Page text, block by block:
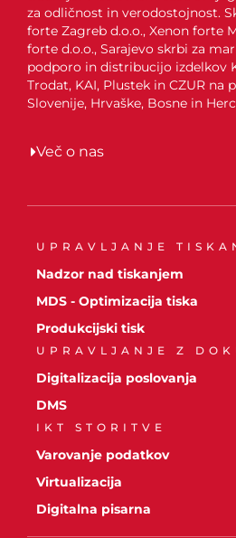
za odličnost in verodostojnost.
forte Zagreb d.o.o., Xenon forte
forte d.o.o., Sarajevo skrbi za
podporo in distribucijo izdelkov
Trodat, KAI, Plustek in CZUR na
Slovenije, Hrvaške, Bosne in
Več o nas
UPRAVLJANJE
Nadzor nad tiskanjem
MDS - Optimizacija tiska
Produkcijski tisk
UPRAVLJANJE Z
Digitalizacija poslovanja
DMS
IKT STORITVE
Varovanje podatkov
Virtualizacija
Digitalna pisarna